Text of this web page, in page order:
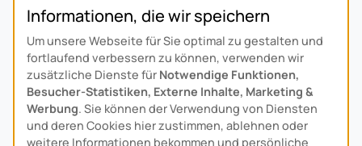
Alois Schiffmann Stiftung
Allgemeine Lieferbedingungen
Arcus Niederlande: Bedrijfsgegevens
KONTAKT
Informationen, die wir speichern
Um unsere Webseite für Sie optimal zu gestalten und
fortlaufend verbessern zu können, verwenden wir
zusätzliche Dienste für Notwendige Funktionen,
Besucher-Statistiken, Externe Inhalte, Marketing &
Werbung. Sie können der Verwendung von Diensten
und deren Cookies hier zustimmen, ablehnen oder
weitere Informationen bekommen und persönliche